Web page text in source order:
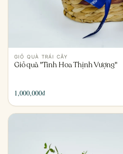
GIỎ QUÀ TRÁI CÂY
Giỏ quà "Tinh Hoa Thịnh Vượng"
1,000,000₫